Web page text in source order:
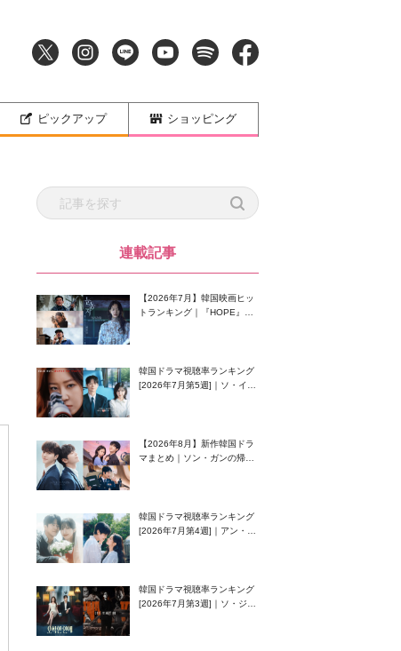
ピックアップ ショッピング
連載記事
【2026年7月】韓国映画ヒッ
トランキング｜『HOPE』が
韓国ドラマ視聴率ランキング
[2026年7月第5週]｜ソ・イン
【2026年8月】新作韓国ドラ
マまとめ｜ソン・ガンの帰
韓国ドラマ視聴率ランキング
[2026年7月第4週]｜アン・ヒ
韓国ドラマ視聴率ランキング
[2026年7月第3週]｜ソ・ジソ